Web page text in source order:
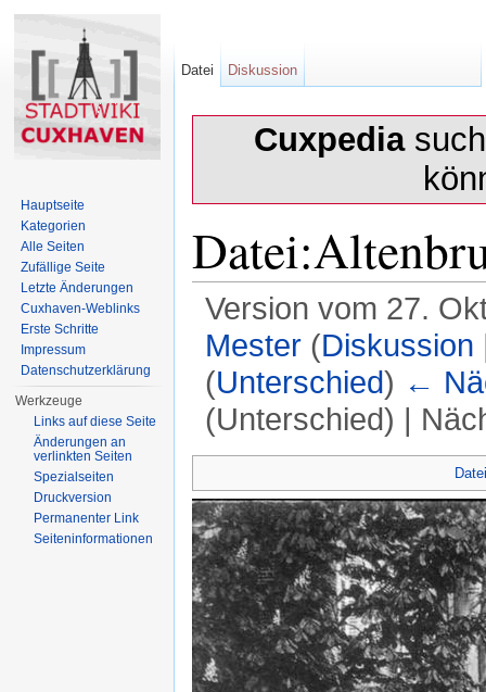
Cuxpedia
Version vom 27.
Mester (Diskussion
(Unterschied) ←
(Unterschied) |
Datei Diskussion
Hauptseite
Kategorien
Alle Seiten
Zufällige Seite
Letzte Änderungen
Cuxhaven-Weblinks
Erste Schritte
Impressum
Datenschutzerklärung
Werkzeuge
Links auf diese Seite
Änderungen an
verlinkten Seiten
Spezialseiten
Druckversion
Permanenter Link
Seiten­informationen